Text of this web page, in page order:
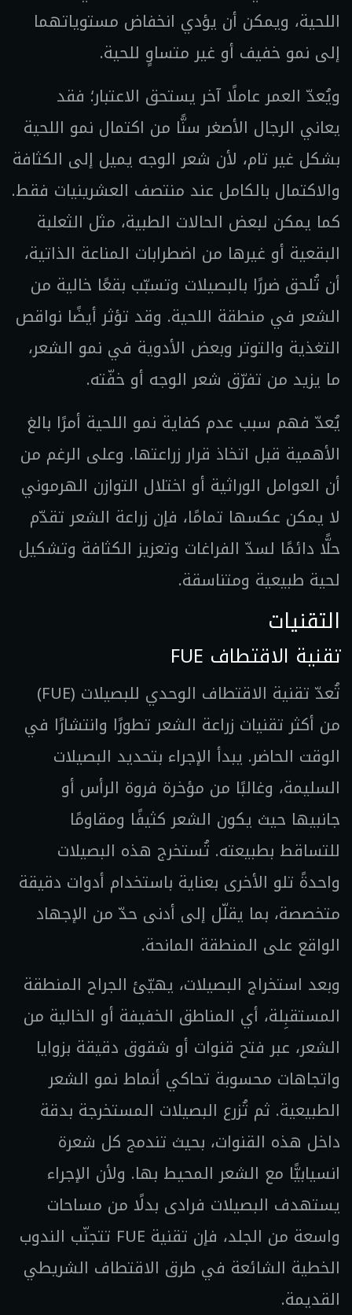
اللحية، ويمكن أن يؤدي انخفاض مستوياتهما
إلى نمو خفيف أو غير متساوٍ للحية.
ويُعدّ العمر عاملًا آخر يستحق الاعتبار؛ فقد
يعاني الرجال الأصغر سنًّا من اكتمال نمو اللحية
بشكل غير تام، لأن شعر الوجه يميل إلى الكثافة
والاكتمال بالكامل عند منتصف العشرينيات فقط.
كما يمكن لبعض الحالات الطبية، مثل الثعلبة
البقعية أو غيرها من اضطرابات المناعة الذاتية،
أن تُلحق ضررًا بالبصيلات وتسبّب بقعًا خالية من
الشعر في منطقة اللحية. وقد تؤثر أيضًا نواقص
التغذية والتوتر وبعض الأدوية في نمو الشعر،
ما يزيد من تفرّق شعر الوجه أو خفّته.
يُعدّ فهم سبب عدم كفاية نمو اللحية أمرًا بالغ
الأهمية قبل اتخاذ قرار زراعتها. وعلى الرغم من
أن العوامل الوراثية أو اختلال التوازن الهرموني
لا يمكن عكسها تمامًا، فإن زراعة الشعر تقدّم
حلًّا دائمًا لسدّ الفراغات وتعزيز الكثافة وتشكيل
لحية طبيعية ومتناسقة.
التقنيات
تقنية الاقتطاف FUE
تُعدّ تقنية الاقتطاف الوحدي للبصيلات (FUE)
من أكثر تقنيات زراعة الشعر تطورًا وانتشارًا في
الوقت الحاضر. يبدأ الإجراء بتحديد البصيلات
السليمة، وغالبًا من مؤخرة فروة الرأس أو
جانبيها حيث يكون الشعر كثيفًا ومقاومًا
للتساقط بطبيعته. تُستخرج هذه البصيلات
واحدةً تلو الأخرى بعناية باستخدام أدوات دقيقة
متخصصة، بما يقلّل إلى أدنى حدّ من الإجهاد
الواقع على المنطقة المانحة.
وبعد استخراج البصيلات، يهيّئ الجراح المنطقة
المستقبِلة، أي المناطق الخفيفة أو الخالية من
الشعر، عبر فتح قنوات أو شقوق دقيقة بزوايا
واتجاهات محسوبة تحاكي أنماط نمو الشعر
الطبيعية. ثم تُزرع البصيلات المستخرجة بدقة
داخل هذه القنوات، بحيث تندمج كل شعرة
انسيابيًّا مع الشعر المحيط بها. ولأن الإجراء
يستهدف البصيلات فرادى بدلًا من مساحات
واسعة من الجلد، فإن تقنية FUE تتجنّب الندوب
الخطية الشائعة في طرق الاقتطاف الشريطي
القديمة.